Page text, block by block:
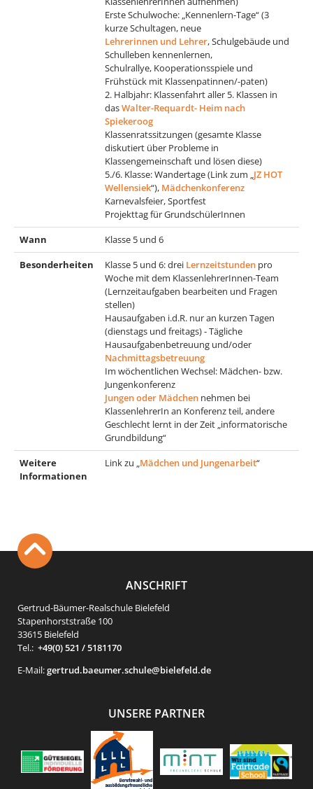
Erste Schulwoche: „Kennenlern-Tage“ (3
kurze Schultagen, neue
Lehrerinnen und Lehrer, Schulgebäude und
Schulleben kennenlernen,
Schulrallye, Kooperationsspiele und
Frühstück mit Klassenpatinnen/-paten)
2. Halbjahr: Klassenfahrt aller 5. Klassen in
dasWalter-Requardt- Heim nach
Spiekeroog
Klassenratssitzungen (gesamte Klasse
diskutiert über Probleme in
Klassengemeinschaft und lösen diese)
5./6. Klasse: Wandertage (Link zum „JZ HOT
Wellensiek“), Mädchenkonferenz
Karnevalsfeier, Sportfest
Projekttag für GrundschülerInnen
Wann
Klasse 5 und 6
Besonderheiten
Klasse 5 und 6: drei Lernzeitstunden pro
Woche mit dem KlassenlehrerInnen-Team
(Lernzeitaufgaben bearbeiten und Fragen
stellen)
Hausaufgaben i.d.R. nur an kurzen Tagen
(dienstags und freitags) - Tägliche
Hausaufgabenbetreuung und/oder
Nachmittagsbetreuung
Im wöchentlichen Wechsel: Mädchen- bzw.
Jungenkonferenz
Jungen oder Mädchen nehmen bei
KlassenlehrerIn an Konferenz teil, andere
Geschlecht lernt in der Zeit „informatorische
Grundbildung“
Weitere
Informationen
Link zu „Mädchen und Jungenarbeit“
ANSCHRIFT
Gertrud-Bäumer-Realschule Bielefeld
Stapenhorststraße 100
33615 Bielefeld
Tel.: +49(0) 521 / 5181170
E-Mail:gertrud.baeumer.schule@bielefeld.de
UNSERE PARTNER